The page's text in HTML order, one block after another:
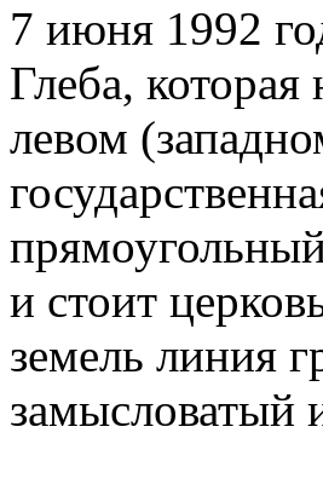
7 июня 1992
Глеба,
левом
и стоит
земель линия
замысловатый